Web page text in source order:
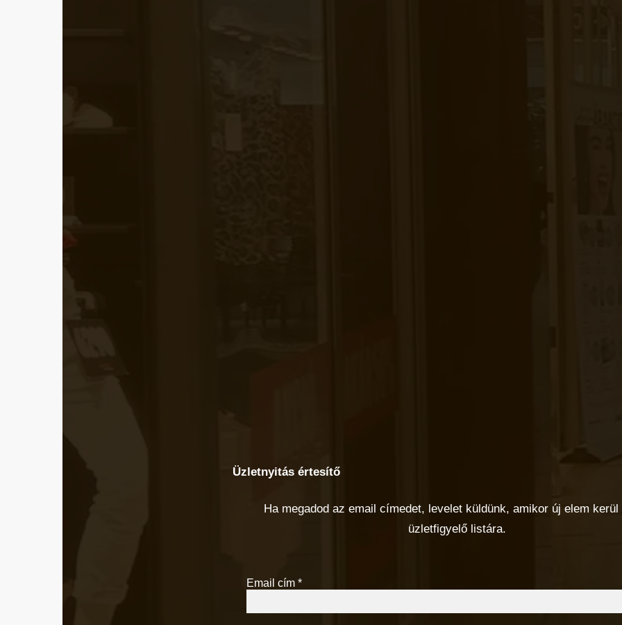
Üzletnyitás értesítő
Ha megadod az email címedet, levelet küldünk, amikor új elem kerül
üzletfigyelő listára.
Email cím*